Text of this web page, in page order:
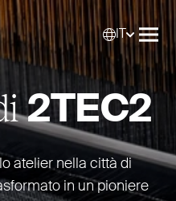
IT
2TEC2
atelier nella città di
in un pioniere